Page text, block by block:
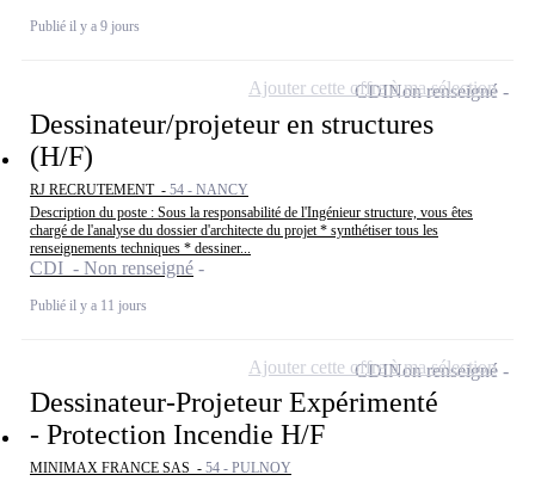
Publié il y a 9 jours
Dessinateur/projeteur en structures
(H/F)
RJ RECRUTEMENT - 54 - NANCY
Description du poste : Sous la responsabilité de l'Ingénieur structure, vous êtes
chargé de l'analyse du dossier d'architecte du projet * synthétiser tous les
renseignements techniques * dessiner...
CDI - Non renseigné
Publié il y a 11 jours
CDINon renseigné
Ajouter cette offre à ma sélection
Dessinateur-Projeteur Expérimenté
- Protection Incendie H/F
MINIMAX FRANCE SAS - 54 - PULNOY
CDINon renseigné
Ajouter cette offre à ma sélection